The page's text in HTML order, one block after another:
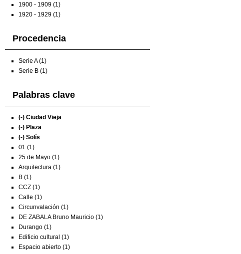
1900 - 1909 (1)
1920 - 1929 (1)
Procedencia
Serie A (1)
Serie B (1)
Palabras clave
(-) Ciudad Vieja
(-) Plaza
(-) Solís
01 (1)
25 de Mayo (1)
Arquitectura (1)
B (1)
CCZ (1)
Calle (1)
Circunvalación (1)
DE ZABALA Bruno Mauricio (1)
Durango (1)
Edificio cultural (1)
Espacio abierto (1)